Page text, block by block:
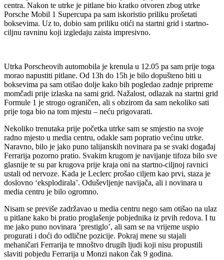
centra. Nakon te utrke je pitlane bio kratko otvoren zbog utrke
Porsche Mobil 1 Supercupa pa sam iskoristio priliku prošetati
boksevima. Uz to, dobio sam priliku otići na startni grid i startno-
ciljnu ravninu koji izgledaju zaista impresivno.
Utrka Porscheovih automobila je krenula u 12.05 pa sam prije toga
morao napustiti pitlane. Od 13h do 15h je bilo dopušteno biti u
boksevima pa sam otišao dolje kako bih pogledao zadnje pripreme
momčadi prije izlaska na sami grid. Nažalost, odlazak na startni grid
Formule 1 je strogo ograničen, ali s obzirom da sam nekoliko sati
prije toga bio na tom mjestu – neću prigovarati.
Nekoliko trenutaka prije početka utrke sam se smjestio na svoje
radno mjesto u media centru, odakle sam popratio većinu utrke.
Naravno, bilo je jako puno talijanskih novinara pa se svaki događaj
Ferrarija pozorno pratio. Svakim krugom je navijanje tifoza bilo sve
glasnije te su par krugova prije kraja oni na startno-ciljnoj ravnici
ustali od nervoze. Kada je Leclerc prošao ciljem kao prvi, staza je
doslovno ‘eksplodirala’. Oduševljenje navijača, ali i novinara u
media centru je bilo ogromno.
Nisam se previše zadržavao u media centru nego sam otišao na ulaz
u pitlane kako bi pratio proglašenje pobjednika iz prvih redova. I tu
me jako puno novinara ‘prestiglo’, ali sam se na vrijeme uspio
progurati i doći do odlične pozicije. Pokraj mene su stajali
mehaničari Ferrarija te mnoštvo drugih ljudi koji nisu propustili
slaviti pobjedu Ferrarija u Monzi nakon čak 9 godina.